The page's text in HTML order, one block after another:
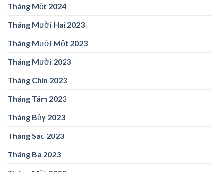
Tháng Một 2024
Tháng Mười Hai 2023
Tháng Mười Một 2023
Tháng Mười 2023
Tháng Chín 2023
Tháng Tám 2023
Tháng Bảy 2023
Tháng Sáu 2023
Tháng Ba 2023